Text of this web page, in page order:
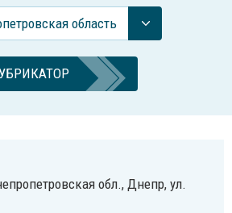
область
обл., Днепр, ул.